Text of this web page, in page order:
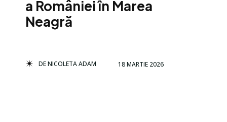
a României în Marea
Neagră
DENICOLETA ADAM 18 MARTIE 2026